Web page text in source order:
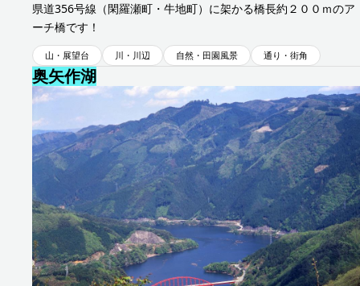
県道356号線（閑羅瀬町・牛地町）に架かる橋長約２００ｍのア
ーチ橋です！
山・展望台 川・川辺 自然・田園風景 通り・街角
奥矢作湖